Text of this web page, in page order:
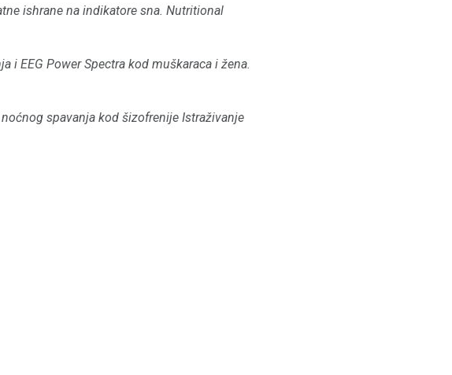
ishrane na indikatore sna. Nutritional
i EEG Power Spectra kod muškaraca i žena.
spavanja kod šizofrenije Istraživanje